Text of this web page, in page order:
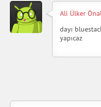
Ali Ülker
dayı
yapıcaz